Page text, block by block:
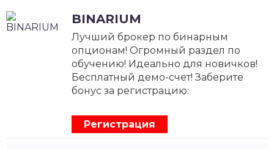
BINARIUM
Лучший брокер по бинарным
опционам! Огромный раздел по
обучению! Идеально для новичков!
Бесплатный демо-счет! Заберите
бонус за регистрацию:
Регистрация